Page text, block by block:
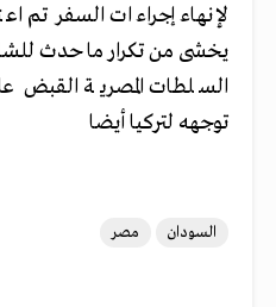
لإنهاء إجراءات السفر تم
يخشى من تكرار ما حدث
السلطات المصرية القبض
توجهه لتركيا أيضا
السودان مصر